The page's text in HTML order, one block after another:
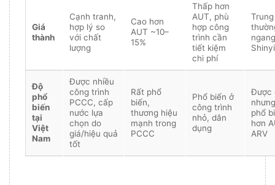
Giá
thành
Cạnh tranh,
hợp lý so
với chất
lượng
Cao hơn
AUT ~10–
15%
Thấp hơn
AUT, phù
hợp công
trình cần
tiết kiệm
chi phí
Shinyi
Độ
phổ
biến
tại
Việt
Nam
Được nhiều
công trình
PCCC, cấp
nước lựa
chọn do
giá/hiệu quả
tốt
Rất phổ
biến,
thương hiệu
mạnh trong
PCCC
Phổ biến ở
công trình
nhỏ, dân
dụng
Được
phổ
hơn
ARV